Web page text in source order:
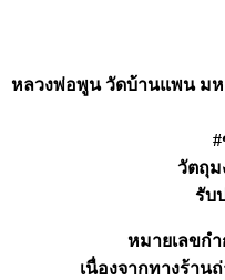
หลวงพ่อพูน วัดบ้านแพน มห
วัตถุม
รับ
หมายเลขก
เนื่องจากทางร้าน